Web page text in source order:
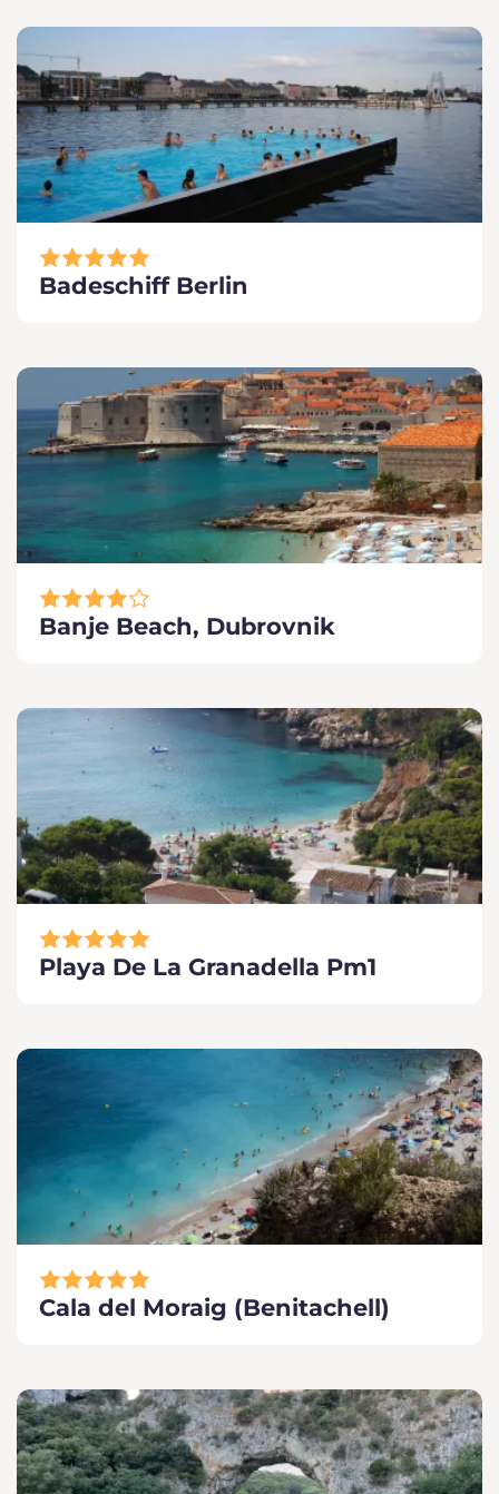
Badeschiff Berlin
Banje Beach, Dubrovnik
Playa De La Granadella Pm1
Cala del Moraig (Benitachell)